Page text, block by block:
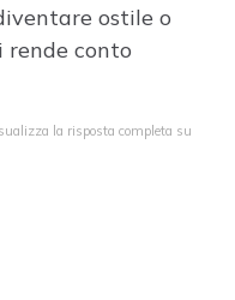
ostile o
rende conto
la risposta completa su